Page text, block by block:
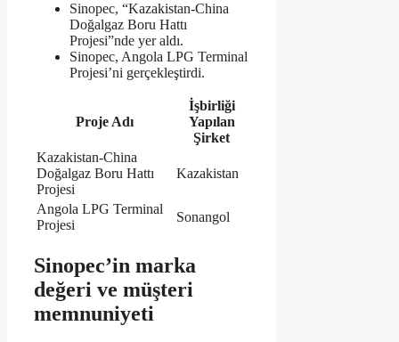
Sinopec, “Kazakistan-China
Doğalgaz Boru Hattı
Projesi”nde yer aldı.
Sinopec, Angola LPG Terminal
Projesi’ni gerçekleştirdi.
Proje Adı
İşbirliği
Yapılan
Şirket
Kazakistan-China
Doğalgaz Boru Hattı
Projesi
Kazakistan
Angola LPG Terminal
Projesi
Sonangol
Sinopec’in marka
değeri ve müşteri
memnuniyeti